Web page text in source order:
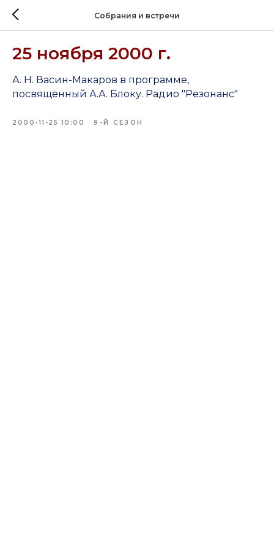
Собрания и встречи
25 ноября 2000 г.
А. Н. Васин-Макаров в программе,
посвящённый А.А. Блоку. Радио "Резонанс"
2000-11-25 10:00 9-Й СЕЗОН